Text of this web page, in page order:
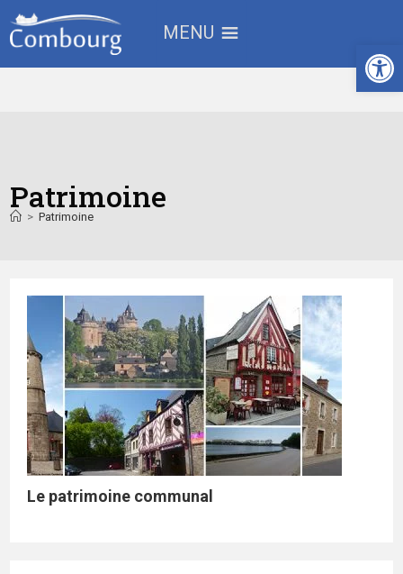
MENU
Patrimoine
> Patrimoine
Le patrimoine communal